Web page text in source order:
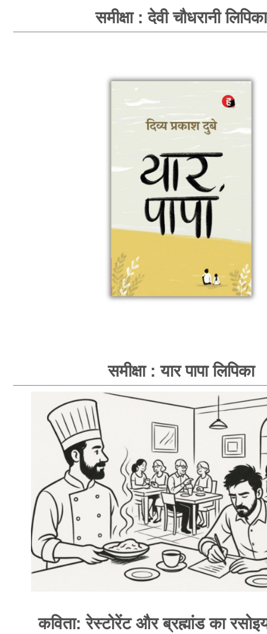
समीक्षा : देवी चौधरानी लिपिका
समीक्षा : यार पापा लिपिका
कविता: रेस्टोरेंट और ब्रह्मांड का